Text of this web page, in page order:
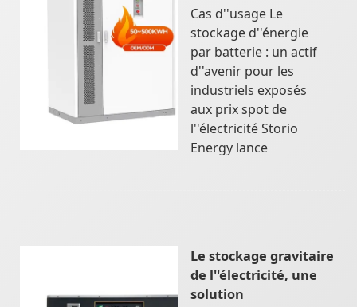
Cas d''usage Le
stockage d''énergie
par batterie : un actif
d''avenir pour les
industriels exposés
aux prix spot de
l''électricité Storio
Energy lance
Le stockage gravitaire
de l''électricité, une
solution